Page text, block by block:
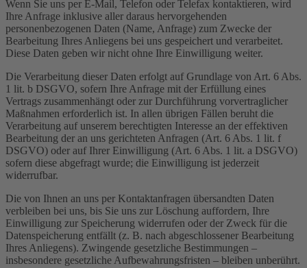
Wenn Sie uns per E-Mail, Telefon oder Telefax kontaktieren, wird
Ihre Anfrage inklusive aller daraus hervorgehenden
personenbezogenen Daten (Name, Anfrage) zum Zwecke der
Bearbeitung Ihres Anliegens bei uns gespeichert und verarbeitet.
Diese Daten geben wir nicht ohne Ihre Einwilligung weiter.
Die Verarbeitung dieser Daten erfolgt auf Grundlage von Art. 6 Abs.
1 lit. b DSGVO, sofern Ihre Anfrage mit der Erfüllung eines
Vertrags zusammenhängt oder zur Durchführung vorvertraglicher
Maßnahmen erforderlich ist. In allen übrigen Fällen beruht die
Verarbeitung auf unserem berechtigten Interesse an der effektiven
Bearbeitung der an uns gerichteten Anfragen (Art. 6 Abs. 1 lit. f
DSGVO) oder auf Ihrer Einwilligung (Art. 6 Abs. 1 lit. a DSGVO)
sofern diese abgefragt wurde; die Einwilligung ist jederzeit
widerrufbar.
Die von Ihnen an uns per Kontaktanfragen übersandten Daten
verbleiben bei uns, bis Sie uns zur Löschung auffordern, Ihre
Einwilligung zur Speicherung widerrufen oder der Zweck für die
Datenspeicherung entfällt (z. B. nach abgeschlossener Bearbeitung
Ihres Anliegens). Zwingende gesetzliche Bestimmungen –
insbesondere gesetzliche Aufbewahrungsfristen – bleiben unberührt.